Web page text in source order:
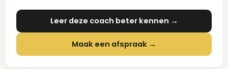
Leer deze coach beter kennen →
Maak een afspraak →